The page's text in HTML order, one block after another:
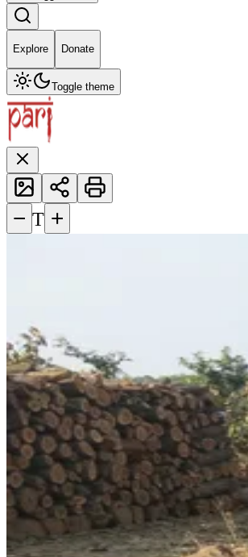
Explore Donate
Toggle theme
− T +